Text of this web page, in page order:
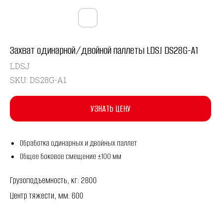
Захват одинарной/двойной паллеты LDSJ DS28G-A1
LDSJ
SKU: DS28G-A1
УЗНАТЬ ЦЕНУ
Обработка одинарных и двойных паллет
Общее боковое смещение ±100 мм
Грузоподъемность, кг: 2800
Центр тяжести, мм: 600